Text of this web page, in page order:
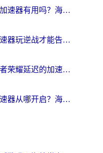
在国外玩塔瑞斯世界加速器有用吗？海外玩家亲测后的真实答案
身在海外，用什么加速器玩逆战才能告别延迟？
海外党必看：解决王者荣耀延迟的加速器终极指南——从EVE到猫和老鼠，一个工具全搞定
苹果手机无尽冬日加速器从哪开启？海外玩家的冬日生存指南